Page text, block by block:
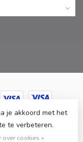
| Fysieke
-Lightspeed design
je akkoord met het
te verbeteren.
over cookies »